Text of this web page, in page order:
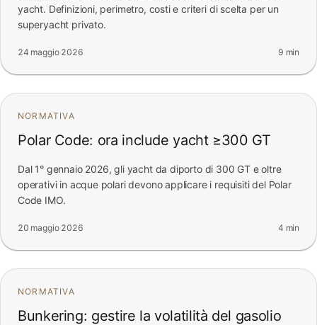
yacht. Definizioni, perimetro, costi e criteri di scelta per un
superyacht privato.
24 maggio 2026 9 min
NORMATIVA
Polar Code: ora include yacht ≥300 GT
Dal 1° gennaio 2026, gli yacht da diporto di 300 GT e oltre
operativi in acque polari devono applicare i requisiti del Polar
Code IMO.
20 maggio 2026 4 min
NORMATIVA
Bunkering: gestire la volatilità del gasolio